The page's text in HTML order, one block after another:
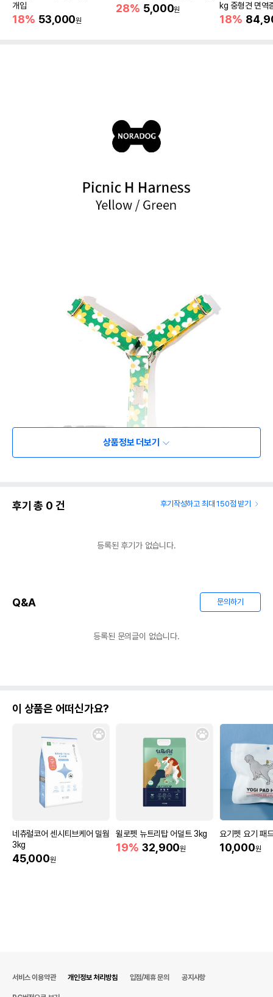
개입
18% 53,000원
28% 5,000원
kg 중형견 면역
18%
상품정보 더보기
후기 총 0 건 후기작성하고 최대 150점 받기
등록된 후기가 없습니다.
Q&A 문의하기
등록된 문의글이 없습니다.
이 상품은 어떠신가요?
네츄럴코어 센시티브케어 밀웜
3kg
45,000원
윌로펫 뉴트리탑 어덜트 3kg
19% 32,900원
요기펫 요기 패
10,000원
서비스 이용약관 개인정보 처리방침 입점/제휴 문의 공지사항